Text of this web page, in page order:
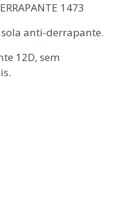
1473
anti-derrapante.
12D, sem